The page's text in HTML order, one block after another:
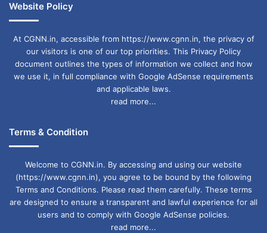
Website Policy
At CGNN.in, accessible from https://www.cgnn.in, the privacy of
our visitors is one of our top priorities. This Privacy Policy
document outlines the types of information we collect and how
we use it, in full compliance with Google AdSense requirements
and applicable laws.
read more...
Terms & Condition
Welcome to CGNN.in. By accessing and using our website
(https://www.cgnn.in), you agree to be bound by the following
Terms and Conditions. Please read them carefully. These terms
are designed to ensure a transparent and lawful experience for all
users and to comply with Google AdSense policies.
read more...